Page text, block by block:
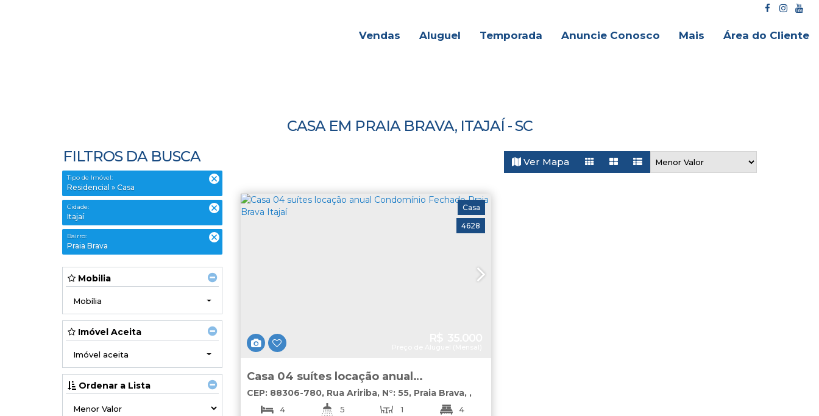
Área do Cliente
Mais
Anuncie Conosco
Temporada
Aluguel
Vendas
CASA EM PRAIA BRAVA, ITAJAÍ - SC
FILTROS DA BUSCA
Tipo de Imóvel:
Residencial » Casa
Cidade:
Itajaí
Bairro:
Praia Brava
Mobilia
Mobília
Imóvel Aceita
Imóvel aceita
Ordenar a Lista
Ver Mapa
4628
Casa
Casa 04 suítes locação anual
Condomínio Fechado Praia Brava Itajaí
CEP: 88306-780, Rua Aririba, N°:55, Praia Brava ,
Itajaí
Santa Catarina Brasil
4 5 1 4